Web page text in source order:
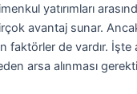
yatırımları
avantaj sunar.
faktörler de vardır. İşte
arsa alınması